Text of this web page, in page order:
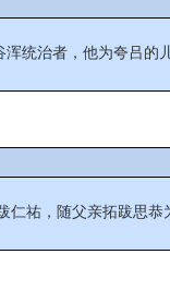
统治者，他为夸吕
祐，随父亲拓跋思恭